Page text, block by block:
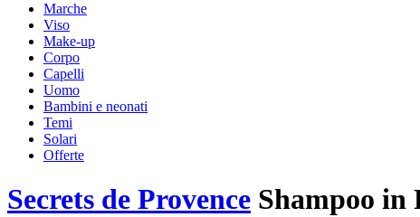
Marche
Viso
Make-up
Corpo
Capelli
Uomo
Bambini e neonati
Temi
Solari
Offerte
Secrets de Provence Shampoo in